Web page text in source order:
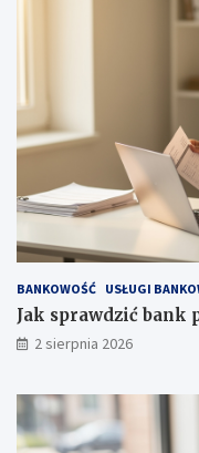
BANKOWOŚĆ USŁUGI
Jak sprawdzić bank
2 sierpnia 2026